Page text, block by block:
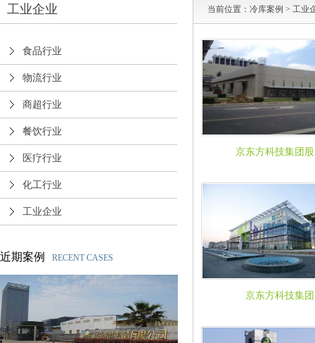
工业企业
食品行业
物流行业
商超行业
餐饮行业
医疗行业
化工行业
工业企业
近期案例 RECENT CASES
当前位置： 冷库案例 > 工业
京东方科技集团
京东方科技集团